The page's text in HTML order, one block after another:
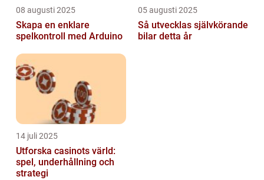
08 augusti 2025
Skapa en enklare
spelkontroll med Arduino
05 augusti 2025
Så utvecklas självkörande
bilar detta år
14 juli 2025
Utforska casinots värld:
spel, underhållning och
strategi